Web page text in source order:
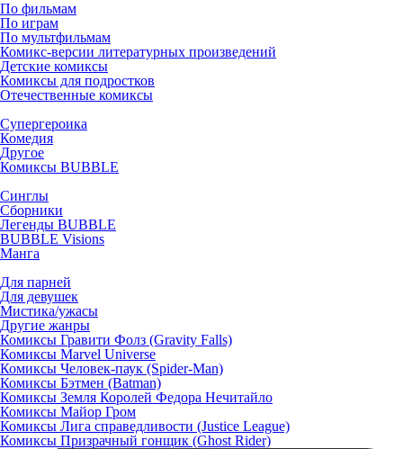
По фильмам
По играм
По мультфильмам
Комикс-версии литературных произведений
Детские комиксы
Комиксы для подростков
Отечественные комиксы
Супергероика
Комедия
Другое
Комиксы BUBBLE
Синглы
Сборники
Легенды BUBBLE
BUBBLE Visions
Манга
Для парней
Для девушек
Мистика/ужасы
Другие жанры
Комиксы Гравити Фолз (Gravity Falls)
Комиксы Marvel Universe
Комиксы Человек-паук (Spider-Man)
Комиксы Бэтмен (Batman)
Комиксы Земля Королей Федора Нечитайло
Комиксы Майор Гром
Комиксы Лига справедливости (Justice League)
Комиксы Призрачный гонщик (Ghost Rider)